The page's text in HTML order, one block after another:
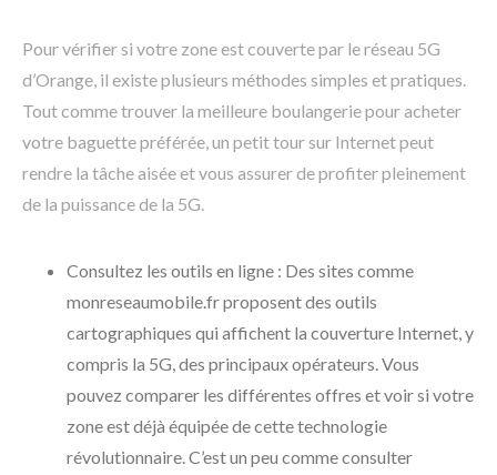
Pour vérifier si votre zone est couverte par le réseau 5G
d’Orange, il existe plusieurs méthodes simples et pratiques.
Tout comme trouver la meilleure boulangerie pour acheter
votre baguette préférée, un petit tour sur Internet peut
rendre la tâche aisée et vous assurer de profiter pleinement
de la puissance de la 5G.
Consultez les outils en ligne : Des sites comme
monreseaumobile.fr proposent des outils
cartographiques qui affichent la couverture Internet, y
compris la 5G, des principaux opérateurs. Vous
pouvez comparer les différentes offres et voir si votre
zone est déjà équipée de cette technologie
révolutionnaire. C’est un peu comme consulter